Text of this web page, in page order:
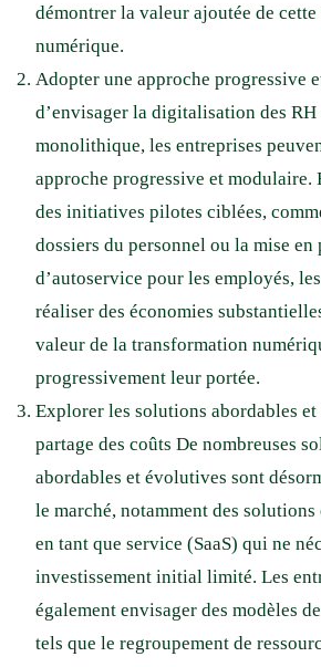
démontrer la valeur ajoutée de
numérique.
Adopter une approche progressive
d’envisager la digitalisation des
monolithique, les entreprises
approche progressive et modulaire.
des initiatives pilotes ciblées,
dossiers du personnel ou la mise en
d’autoservice pour les employés,
réaliser des économies
valeur de la transformation
progressivement leur portée.
Explorer les solutions abordables et
partage des coûts De nombreuses
abordables et évolutives sont
le marché, notamment des
en tant que service (SaaS) qui ne
investissement initial limité. Les
également envisager des modèles
tels que le regroupement de